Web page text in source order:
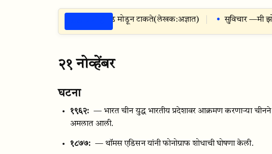
जिभेला हात नसले तरी दुसऱ्यांचे हाड मोडून टाकते(लेखक:अज्ञात) सुविचार —मी
२१ नोव्हेंबर
घटना
१९६२: — भारत चीन युद्ध भारतीय प्रदेशावर आक्रमण करणाऱ्या चीनने
अमलात आली.
१८७७: — थॉमस एडिसन यांनी फोनोग्राफ शोधाची घोषणा केली.